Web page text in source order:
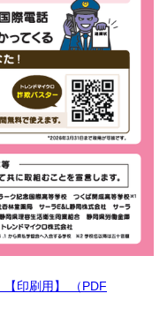
印刷用】 （PDF